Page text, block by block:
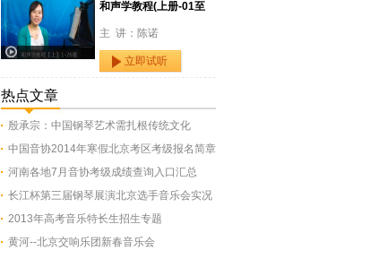
和声学教程(上册-01至
主 讲：陈诺
立即试听
热点文章
殷承宗：中国钢琴艺术需扎根传统文化
中国音协2014年寒假北京考区考级报名简章
河南各地7月音协考级成绩查询入口汇总
长江杯第三届钢琴展演北京选手音乐会实况
2013年高考音乐特长生招生专题
黄河--北京交响乐团新春音乐会